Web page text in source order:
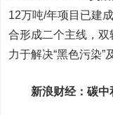
12万吨/年项目已建
合形成二个主线，
力于解决“黑色污染”
新浪财经：碳中